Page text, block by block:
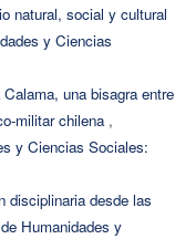
natural, social y cultural
y Ciencias
una bisagra entre
militar chilena ,
y Ciencias Sociales:
disciplinaria desde las
Humanidades y